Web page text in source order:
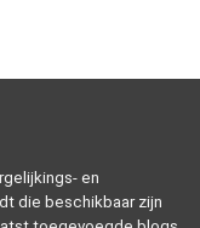
en
die beschikbaar zijn